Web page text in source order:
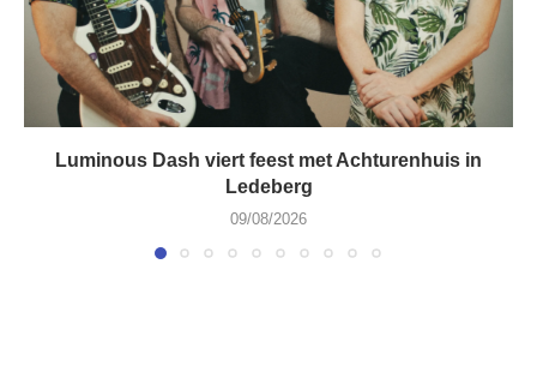
Luminous Dash viert feest met Achturenhuis in
Ledeberg
09/08/2026